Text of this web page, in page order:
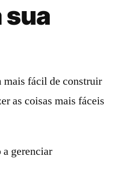
sua
mais fácil de construir
as coisas mais fáceis
gerenciar